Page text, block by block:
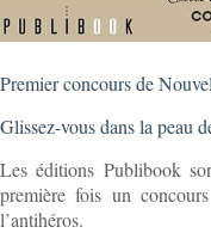
Premier concours de
Glissez-vous dans la peau
Les éditions Publibook
première fois un
l’antihéros.